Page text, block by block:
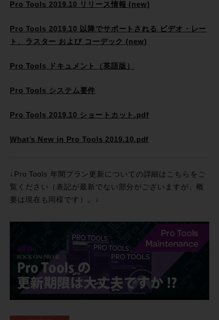
Pro Tools 2019.10 リリース情報 (new)
Pro Tools 2019.10 以降でサポートされる ビデオ・レー
ト、ラスター および コーデック (new)
Pro Tools ドキュメント（英語版）
Pro Tools システム要件
Pro Tools 2019.10 ショートカット.pdf
What’s New in Pro Tools 2019.10.pdf
↓Pro Tools 年間プラン更新についての詳細はこちらをご
覧ください（表記が最新でない部分がございますが、概
要は現在も同様です）。↓